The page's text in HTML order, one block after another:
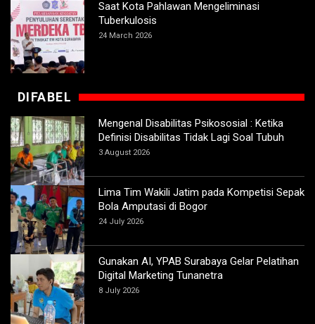
Saat Kota Pahlawan Mengeliminasi
Tuberkulosis
24 March 2026
DIFABEL
Mengenal Disabilitas Psikososial : Ketika
Definisi Disabilitas Tidak Lagi Soal Tubuh
3 August 2026
Lima Tim Wakili Jatim pada Kompetisi Sepak
Bola Amputasi di Bogor
24 July 2026
Gunakan AI, YPAB Surabaya Gelar Pelatihan
Digital Marketing Tunanetra
8 July 2026